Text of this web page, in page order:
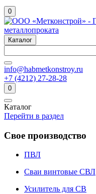
0
Каталог
info@habmetkonstroy.ru
+7 (4212) 27-28-28
0
Каталог
Перейти в раздел
Свое производство
ПВЛ
Сваи винтовые СВЛ
Усилитель для СВ